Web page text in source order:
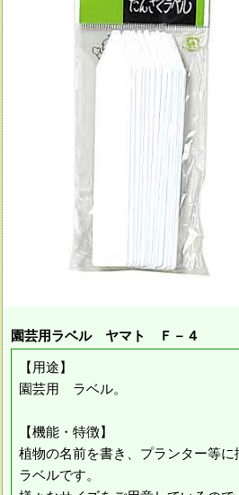
園芸用ラベル ヤマト Ｆ－４
【用途】
園芸用 ラベル。
【機能・特徴】
植物の名前を書き、プランター等
ラベルです。